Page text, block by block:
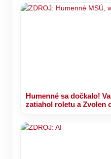
Humenné sa dočkalo!
zatiahol roletu a Zvolen